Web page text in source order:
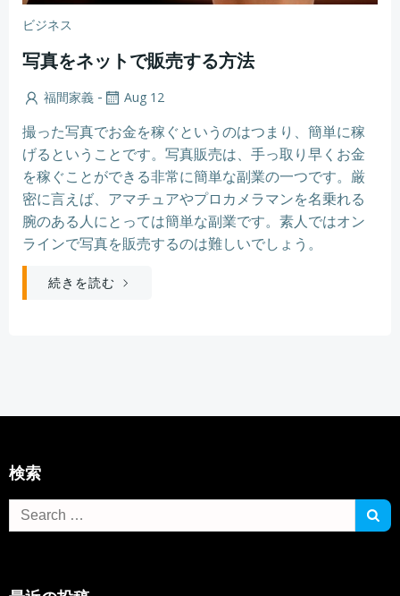
ビジネス
写真をネットで販売する方法
福間家義 - Aug 12
撮った写真でお金を稼ぐというのはつまり、簡単に稼
げるということです。写真販売は、手っ取り早くお金
を稼ぐことができる非常に簡単な副業の一つです。厳
密に言えば、アマチュアやプロカメラマンを名乗れる
腕のある人にとっては簡単な副業です。素人ではオン
ラインで写真を販売するのは難しいでしょう。
続きを読む
検索